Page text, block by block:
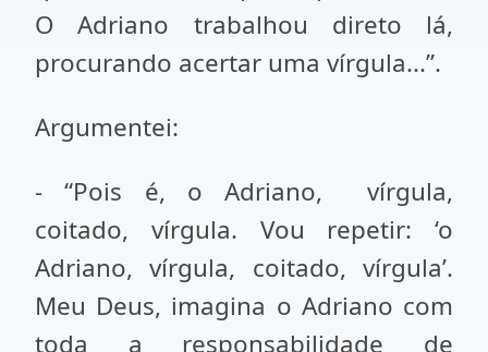
O Adriano trabalhou direto lá,
procurando acertar uma vírgula...”.
Argumentei:
- “Pois é, o Adriano, vírgula,
coitado, vírgula. Vou repetir: ‘o
Adriano, vírgula, coitado, vírgula’.
Meu Deus, imagina o Adriano com
toda a responsabilidade de